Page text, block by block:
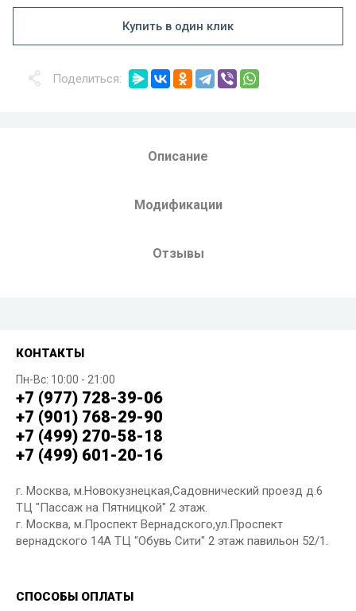
Купить в один клик
Поделиться:
Описание
Модификации
Отзывы
КОНТАКТЫ
Пн-Вс: 10:00 - 21:00
+7 (977) 728-39-06
+7 (901) 768-29-90
+7 (499) 270-58-18
+7 (499) 601-20-16
г. Москва, м.Новокузнецкая,Садовнический проезд д.6
ТЦ "Пассаж на Пятницкой" 2 этаж.
г. Москва, м.Проспект Вернадского,ул.Проспект
вернадского 14А ТЦ "Обувь Сити" 2 этаж павильон 52/1.
СПОСОБЫ ОПЛАТЫ